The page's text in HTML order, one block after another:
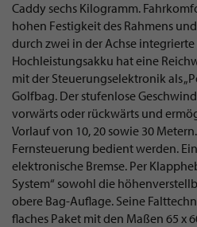
Caddy sechs Kilogramm.
hohen Festigkeit des Rahmens
durch zwei in der Achse
Hochleistungsakku hat eine
mit der Steuerungselektronik als
Golfbag. Der stufenlose
vorwärts oder rückwärts und
Vorlauf von 10, 20 sowie 30
Fernsteuerung bedient werden.
elektronische Bremse. Per
System“ sowohl die
obere Bag-Auflage. Seine
flaches Paket mit den Maßen 65 x